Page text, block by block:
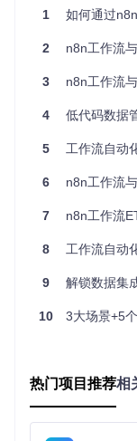
义转换逻辑
项目中的
以下核心方法实
{
"parameters":
}
n8n不是要取代
转换、加载与业
2.1 轻量级数据集
适用场景：中小企
1 如何通过n8n
2 n8n工作流
3 n8n工作流与主
4 低代码数据管道
5 工作流自动化与
6 n8n工作流与主
7 n8n工作流
8 工作流自动
9 解锁数据集
10 3大场景+5
热门项目推荐相